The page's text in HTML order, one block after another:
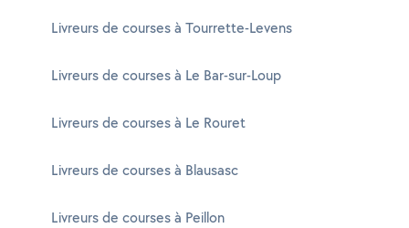
Livreurs de courses à Tourrette-Levens
Livreurs de courses à Le Bar-sur-Loup
Livreurs de courses à Le Rouret
Livreurs de courses à Blausasc
Livreurs de courses à Peillon